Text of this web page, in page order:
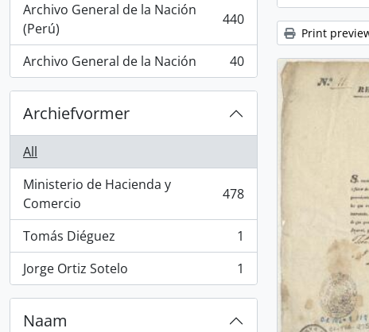
Archivo General de la Nación
(Perú)
, 440 results 440
Archivo General de la Nación
, 40 results 40
Archiefvormer
All
Ministerio de Hacienda y
Comercio
, 478 results 478
Tomás Diéguez
, 1 results
1
Jorge Ortiz Sotelo
, 1 results 1
Naam
Print